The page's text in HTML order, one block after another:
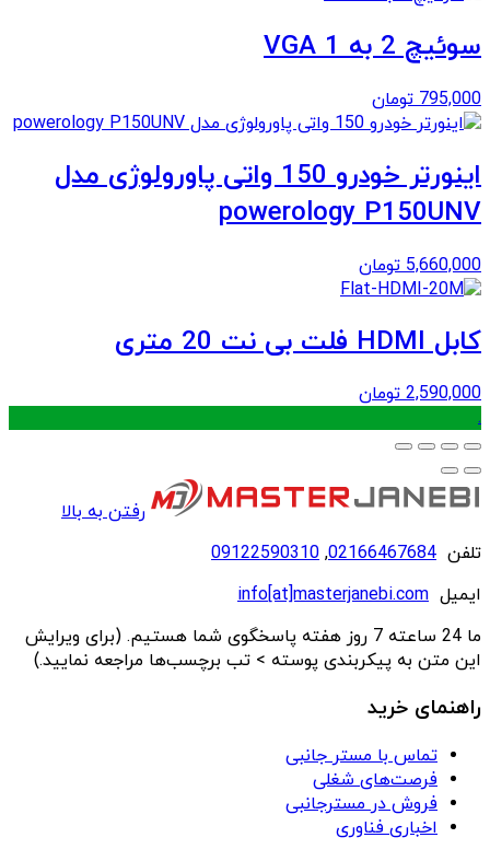
سوئیچ 2 به 1 VGA
795,000 تومان
اینورتر خودرو 150 واتی پاورولوژی مدل
powerology P150UNV
5,660,000 تومان
کابل HDMI فلت بی نت 20 متری
2,590,000 تومان
.
رفتن به بالا
تلفن 02166467684
,
09122590310
ایمیل info[at]masterjanebi.com
ما 24 ساعته 7 روز هفته پاسخگوی شما هستیم. (برای ویرایش
این متن به پیکربندی پوسته > تب برچسب‌ها مراجعه نمایید.)
راهنمای خرید
تماس با مستر جانبی
فرصت‌های شغلی
فروش در مسترجانبی
اخباری فناوری